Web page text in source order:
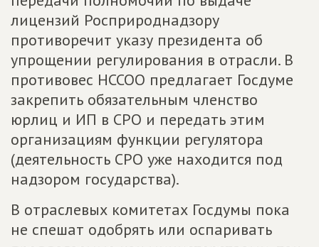
лицензий Росприроднадзору
противоречит указу президента об
упрощении регулирования в отрасли. В
противовес НССОО предлагает Госдуме
закрепить обязательным членство
юрлиц и ИП в СРО и передать этим
организациям функции регулятора
(деятельность СРО уже находится под
надзором государства).
В отраслевых комитетах Госдумы пока
не спешат одобрять или оспаривать